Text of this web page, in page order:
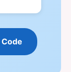
Code